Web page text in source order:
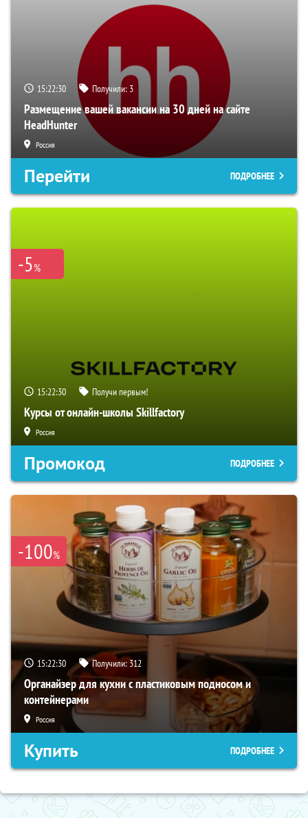
15:22:28 Получили: 3
Размещение вашей вакансии на 30 дней на сайте
HeadHunter
Россия
Перейти ПОДРОБНЕЕ
-5%
15:22:28 Получи первым!
Курсы от онлайн-школы Skillfactory
Россия
Промокод ПОДРОБНЕЕ
-100%
15:22:28 Получили: 312
Органайзер для кухни с пластиковым подносом и
контейнерами
Россия
Купить ПОДРОБНЕЕ